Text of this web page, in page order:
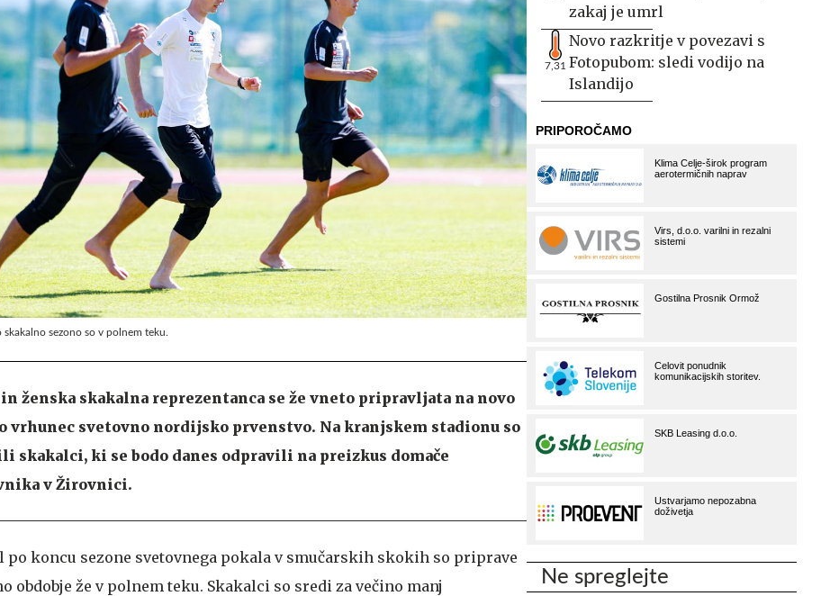
sezono so v polnem teku.
ženska skakalna reprezentanca se že vneto pripravljata na novo
vrhunec svetovno nordijsko prvenstvo. Na kranjskem stadionu so
skakalci, ki se bodo danes odpravili na preizkus domače
v Žirovnici.
po koncu sezone svetovnega pokala v smučarskih skokih so priprave
obdobje že v polnem teku. Skakalci so sredi za večino manj
zakaj je umrl
7,31
Novo razkritje v povezavi s
Fotopubom: sledi vodijo na
Islandijo
Ne spreglejte